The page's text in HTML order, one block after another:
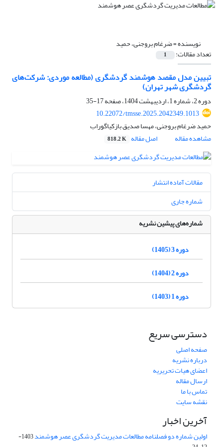
نویسنده =ضرغام بروجنی، حمید
تعداد مقالات: 1
تبیین مدل مقصد هوشمند گردشگری (مطالعه موردی: شرکت‌های
گردشگری شهر تهران)
دوره 2، شماره 1، اردیبهشت 1404، صفحه
17-35
10.22072/tmsse.2025.2042349.1013
حمید ضرغام بروجنی، مهسا صدیق بازکیاگوراب
مشاهده مقاله
اصل مقاله 818.2 K
مقالات آماده انتشار
شماره جاری
شماره‌های پیشین نشریه
دوره 3 (1405)
دوره 2 (1404)
دوره 1 (1403)
دسترسی سریع
صفحه اصلی
درباره نشریه
اعضای هیات تحریریه
ارسال مقاله
تماس با ما
نقشه سایت
آخرین اخبار
اولین شماره دو فصلنامه مطالعات مدیریت گردشگری عصر هوشمند
1403-